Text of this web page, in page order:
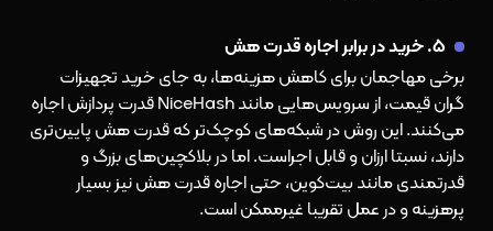
۵. خرید در برابر اجاره قدرت هش
برخی مهاجمان برای کاهش هزینه‌ها، به جای خرید تجهیزات
گران قیمت، از سرویس‌هایی مانند NiceHash قدرت پردازش اجاره
می‌کنند. این روش در شبکه‌های کوچک‌تر که قدرت هش پایین‌تری
دارند، نسبتا ارزان و قابل اجراست. اما در بلاکچین‌های بزرگ و
قدرتمندی مانند بیت‌کوین، حتی اجاره قدرت هش نیز بسیار
پرهزینه و در عمل تقریبا غیرممکن است.